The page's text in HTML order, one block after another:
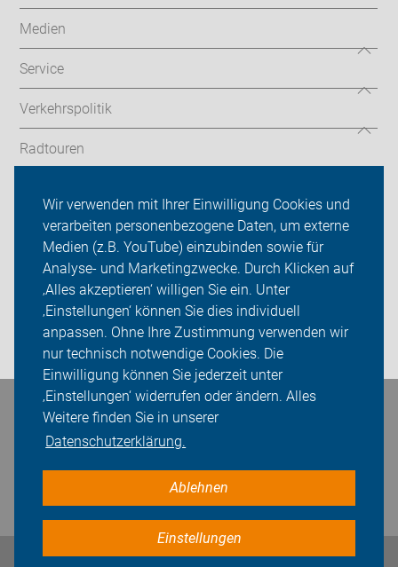
Wir verwenden mit Ihrer Einwilligung Cookies und
verarbeiten personenbezogene Daten, um externe
Medien (z.B. YouTube) einzubinden sowie für
Analyse- und Marketingzwecke. Durch Klicken auf
‚Alles akzeptieren‘ willigen Sie ein. Unter
‚Einstellungen‘ können Sie dies individuell
anpassen. Ohne Ihre Zustimmung verwenden wir
nur technisch notwendige Cookies. Die
Einwilligung können Sie jederzeit unter
‚Einstellungen‘ widerrufen oder ändern. Alles
Weitere finden Sie in unserer
Datenschutzerklärung.
Ablehnen
Einstellungen
Medien
Service
Verkehrspolitik
Radtouren
Mitmachen!
Sei dabei
Presse
Login
Bleiben Sie in Kontakt